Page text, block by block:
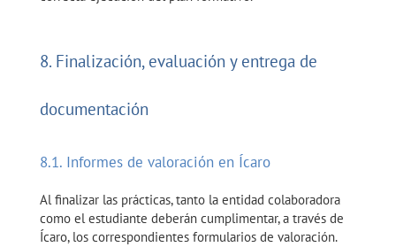
8. Finalización, evaluación y entrega de
documentación
8.1. Informes de valoración en Ícaro
Al finalizar las prácticas, tanto la entidad colaboradora
como el estudiante deberán cumplimentar, a través de
Ícaro, los correspondientes formularios de valoración.